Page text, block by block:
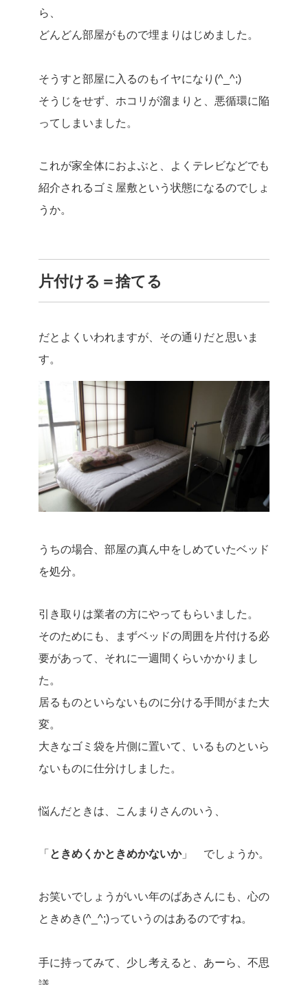
ら、
どんどん部屋がもので埋まりはじめました。
そうすと部屋に入るのもイヤになり(^_^;)
そうじをせず、ホコリが溜まりと、悪循環に陥
ってしまいました。
これが家全体におよぶと、よくテレビなどでも
紹介されるゴミ屋敷という状態になるのでしょ
うか。
片付ける＝捨てる
だとよくいわれますが、その通りだと思いま
す。
うちの場合、部屋の真ん中をしめていたベッド
を処分。
引き取りは業者の方にやってもらいました。
そのためにも、まずベッドの周囲を片付ける必
要があって、それに一週間くらいかかりまし
た。
居るものといらないものに分ける手間がまた大
変。
大きなゴミ袋を片側に置いて、いるものといら
ないものに仕分けしました。
悩んだときは、こんまりさんのいう、
「 ときめくかときめかないか」 でしょうか。
お笑いでしょうがいい年のばあさんにも、心の
ときめき(^_^;)っていうのはあるのですね。
手に持ってみて、少し考えると、あーら、不思